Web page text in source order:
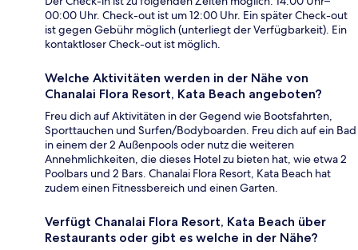
00:00 Uhr. Check-out ist um 12:00 Uhr. Ein später Check-out
ist gegen Gebühr möglich (unterliegt der Verfügbarkeit). Ein
kontaktloser Check-out ist möglich.
Welche Aktivitäten werden in der Nähe von
Chanalai Flora Resort, Kata Beach angeboten?
Freu dich auf Aktivitäten in der Gegend wie Bootsfahrten,
Sporttauchen und Surfen/Bodyboarden. Freu dich auf ein Bad
in einem der 2 Außenpools oder nutz die weiteren
Annehmlichkeiten, die dieses Hotel zu bieten hat, wie etwa 2
Poolbars und 2 Bars. Chanalai Flora Resort, Kata Beach hat
zudem einen Fitnessbereich und einen Garten.
Verfügt Chanalai Flora Resort, Kata Beach über
Restaurants oder gibt es welche in der Nähe?